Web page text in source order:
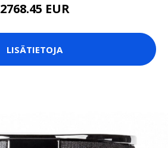
2768.45 EUR
LISÄTIETOJA